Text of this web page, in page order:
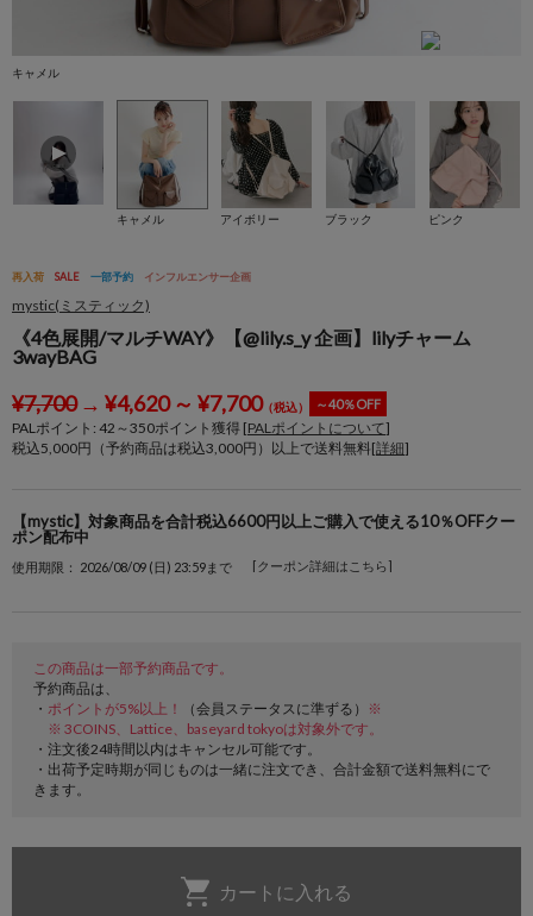
キャメル
キャメル アイボリー ブラック ピンク
再入荷 SALE 一部予約 インフルエンサー企画
mystic(ミスティック)
《4色展開/マルチWAY》【@lily.s_y 企画】lilyチャーム
3wayBAG
¥7,700→ ¥4,620～ ¥7,700（税込） ～40％OFF
PALポイント: 42 ～350ポイント獲得 [PALポイントについて]
税込5,000円（予約商品は税込3,000円）以上で送料無料[詳細]
【mystic】対象商品を合計税込6600円以上ご購入で使える10％OFFクー
ポン配布中
使用期限： 2026/08/09 (日) 23:59まで [クーポン詳細はこちら]
この商品は一部予約商品です。
予約商品は、
・ ポイントが5%以上！ （会員ステータスに準ずる）
※
※ 3COINS、Lattice、baseyard tokyoは対象外です。
・注文後24時間以内はキャンセル可能です。
・出荷予定時期が同じものは一緒に注文でき、合計金額で送料無料にで
きます。